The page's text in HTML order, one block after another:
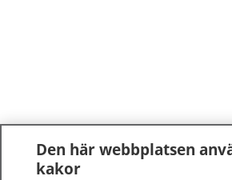
Den här webbplatsen
kakor